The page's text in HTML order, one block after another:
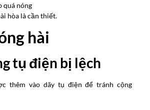
quá nóng
hòa là cần thiết.
hài
tụ điện bị lệch
thêm vào dãy tụ điện để tránh cộng